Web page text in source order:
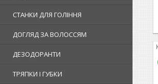
СТАНКИ ДЛЯ ГОЛІННЯ
ДОГЛЯД ЗА ВОЛОССЯМ
ДЕЗОДОРАНТИ
ТРЯПКИ І ГУБКИ